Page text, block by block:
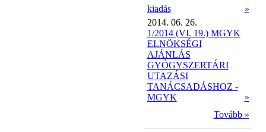
kiadás
»
2014. 06. 26.
1/2014 (VI. 19.) MGYK
ELNÖKSÉGI
AJÁNLÁS
GYÓGYSZERTÁRI
UTAZÁSI
TANÁCSADÁSHOZ -
MGYK
»
Tovább »